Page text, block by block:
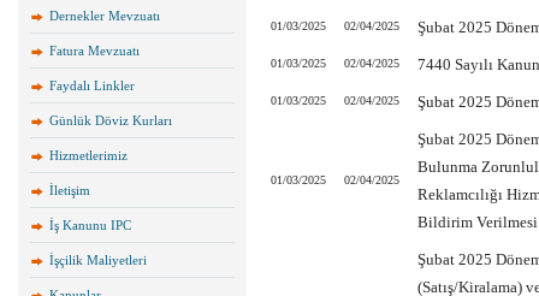
Dernekler Mevzuatı
Fatura Mevzuatı
Faydalı Linkler
Günlük Döviz Kurları
Hizmetlerimiz
İletişim
İş Kanunu IPC
İşçilik Maliyetleri
01/03/2025 02/04/2025 Şubat 2025
01/03/2025 02/04/2025 7440 Sayılı
01/03/2025 02/04/2025 Şubat 2025
01/03/2025 02/04/2025
Şubat 2025
Bulunma
Reklamcılığı
Bildirim Verilmesi
Şubat 2025
(Satış/Kiralama)